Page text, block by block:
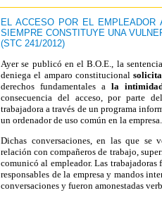
EL ACCESO POR EL EMPLEADOR
SIEMPRE CONSTITUYE UNA
(STC 241/2012)
Ayer se publicó en el B.O.E., la
deniega el amparo constitucional
derechos fundamentales a la
consecuencia del acceso, por parte
trabajadora a través de un programa
un ordenador de uso común en la empresa.
Dichas conversaciones, en las que se
relación con compañeros de trabajo,
comunicó al empleador. Las
responsables de la empresa y mandos
conversaciones y fueron amonestadas